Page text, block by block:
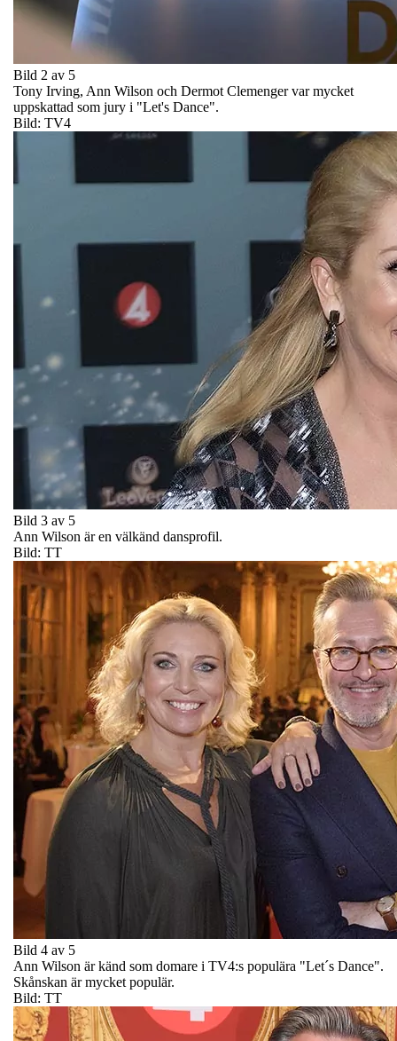
Bild 2 av 5
Tony Irving, Ann Wilson och Dermot Clemenger var mycket
uppskattad som jury i "Let's Dance".
Bild: TV4
Bild 3 av 5
Ann Wilson är en välkänd dansprofil.
Bild: TT
Bild 4 av 5
Ann Wilson är känd som domare i TV4:s populära "Let´s Dance".
Skånskan är mycket populär.
Bild: TT